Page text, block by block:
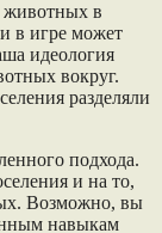
животных в
в игре может
идеология
вокруг.
разделяли
подхода.
и на то,
Возможно, вы
навыкам